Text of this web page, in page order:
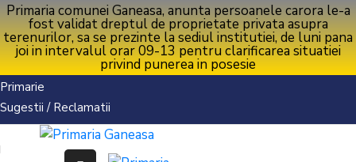
Primaria comunei Ganeasa, anunta persoanele carora le-a
fost validat dreptul de proprietate privata asupra
terenurilor, sa se prezinte la sediul institutiei, de luni pana
joi in intervalul orar 09-13 pentru clarificarea situatiei
privind punerea in posesie
ACTUALIZARI RECENTE
Primarie
Sugestii / Reclamatii
Primaria
Găneasa
Primaria
Găneasa